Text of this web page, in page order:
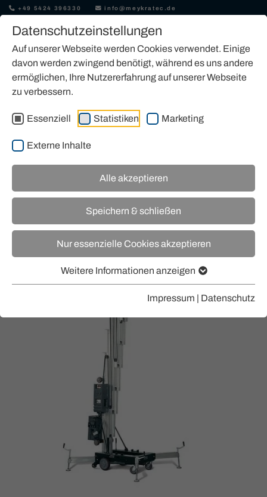
Datenschutzeinstellungen
Auf unserer Webseite werden Cookies verwendet. Einige
davon werden zwingend benötigt, während es uns andere
ermöglichen, Ihre Nutzererfahrung auf unserer Webseite
zu verbessern.
Essenziell Statistiken Marketing
Externe Inhalte
Alle akzeptieren
Speichern & schließen
Nur essenzielle Cookies akzeptieren
Weitere Informationen anzeigen
Impressum | Datenschutz
+49 5424 396330 info@meykratec.de
JLG-ARBEITSBÜHNE KAUFEN
Unser Angebot an JLG-Arbeitsbühnen